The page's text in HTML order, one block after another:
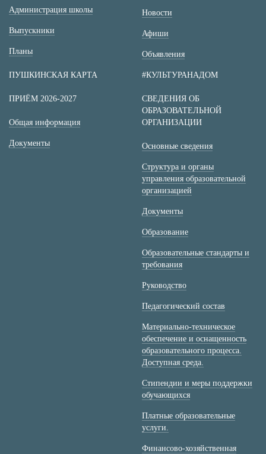
Администрация школы
Выпускники
Планы
Новости
Афиши
Объявления
ПУШКИНСКАЯ КАРТА #КУЛЬТУРАНАДОМ
ПРИЁМ 2026-2027
Общая информация
Документы
СВЕДЕНИЯ ОБ
ОБРАЗОВАТЕЛЬНОЙ
ОРГАНИЗАЦИИ
Основные сведения
Структура и органы
управления образовательной
организацией
Документы
Образование
Образовательные стандарты и
требования
Руководство
Педагогический состав
Материально-техническое
обеспечение и оснащенность
образовательного процесса.
Доступная среда.
Стипендии и меры поддержки
обучающихся
Платные образовательные
услуги.
Финансово-хозяйственная